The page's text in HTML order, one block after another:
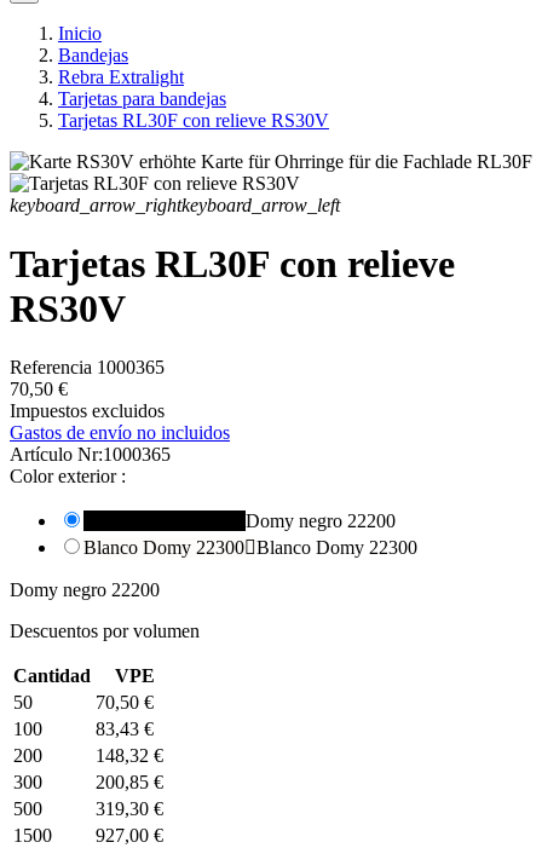
Inicio
Bandejas
Rebra Extralight
Tarjetas para bandejas
Tarjetas RL30F con relieve RS30V
keyboard_arrow_rightkeyboard_arrow_left
Tarjetas RL30F con relieve
RS30V
Referencia 1000365
70,50 €
Impuestos excluidos
Gastos de envío no incluidos
Artículo Nr:1000365
Color exterior :
Domy negro 22200
Blanco Domy 22300Blanco Domy 22300
Domy negro 22200
Descuentos por volumen
Cantidad
VPE
50
70,50 €
100
83,43 €
200
148,32 €
300
200,85 €
500
319,30 €
1500
927,00 €